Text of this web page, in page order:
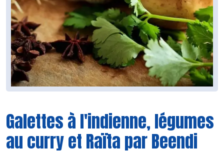
Galettes à l'indienne, légumes
au curry et Raïta par Beendi